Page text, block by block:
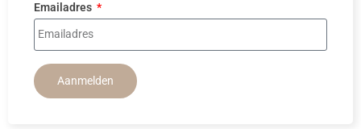
Emailadres
Aanmelden